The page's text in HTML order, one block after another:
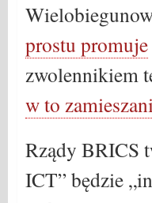
prostu promuje
zwolennikiem
w to
Rządy BRICS
ICT” będzie